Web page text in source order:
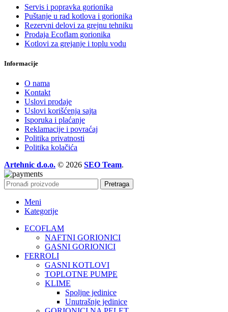
Servis i popravka gorionika
Puštanje u rad kotlova i gorionika
Rezervni delovi za grejnu tehniku
Prodaja Ecoflam gorionika
Kotlovi za grejanje i toplu vodu
Informacije
O nama
Kontakt
Uslovi prodaje
Uslovi korišćenja sajta
Isporuka i plaćanje
Reklamacije i povraćaj
Politika privatnosti
Politika kolačića
Artehnic d.o.o. © 2026 SEO Team.
Pretraga
Meni
Kategorije
ECOFLAM
NAFTNI GORIONICI
GASNI GORIONICI
FERROLI
GASNI KOTLOVI
TOPLOTNE PUMPE
KLIME
Spoljne jedinice
Unutrašnje jedinice